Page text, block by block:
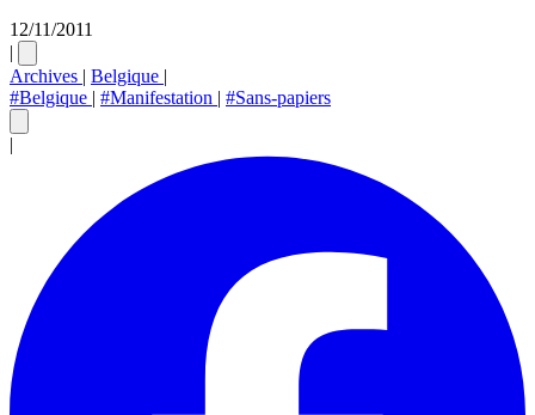
12/11/2011
|
Archives | Belgique |
#Belgique | #Manifestation | #Sans-papiers
|